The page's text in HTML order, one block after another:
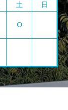
土
日
O